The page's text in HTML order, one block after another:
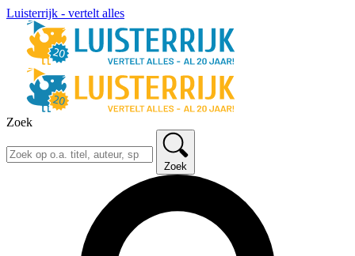
Luisterrijk - vertelt alles
Zoek
Zoek